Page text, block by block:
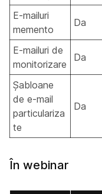
E-mailuri
memento
Da
E-mailuri de
monitorizare
Da
Șabloane
de e-mail
particulariza
te
Da
În webinar